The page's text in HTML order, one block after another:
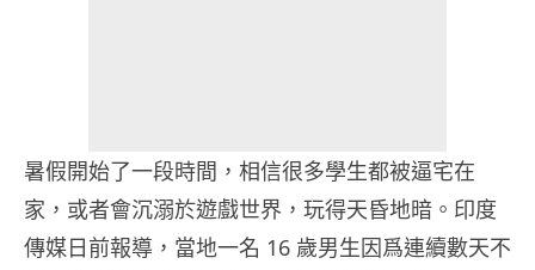
暑假開始了一段時間，相信很多學生都被逼宅在
家，或者會沉溺於遊戲世界，玩得天昏地暗。印度
傳媒日前報導，當地一名 16 歲男生因爲連續數天不